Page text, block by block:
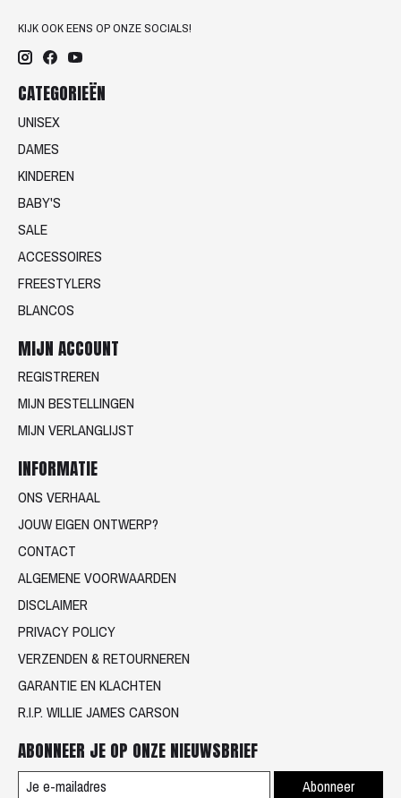
KIJK OOK EENS OP ONZE SOCIALS!
CATEGORIEËN
UNISEX
DAMES
KINDEREN
BABY'S
SALE
ACCESSOIRES
FREESTYLERS
BLANCOS
MIJN ACCOUNT
REGISTREREN
MIJN BESTELLINGEN
MIJN VERLANGLIJST
INFORMATIE
ONS VERHAAL
JOUW EIGEN ONTWERP?
CONTACT
ALGEMENE VOORWAARDEN
DISCLAIMER
PRIVACY POLICY
VERZENDEN & RETOURNEREN
GARANTIE EN KLACHTEN
R.I.P. WILLIE JAMES CARSON
ABONNEER JE OP ONZE NIEUWSBRIEF
Abonneer